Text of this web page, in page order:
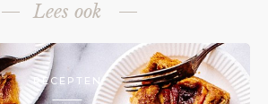
Lees ook
RECEPTEN